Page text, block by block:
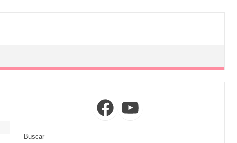
FacebookYouTube
Buscar